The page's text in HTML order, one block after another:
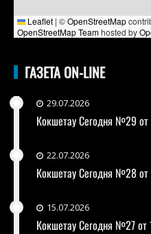
Leaflet | ©OpenStreetMap
OpenStreetMap Teamhosted by
ГАЗЕТА ON-LINE
29.07.2026
Кокшетау Сегодня №29
22.07.2026
Кокшетау Сегодня №28
15.07.2026
Кокшетау Сегодня №27 от